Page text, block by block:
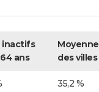
inactifs
ans
Moyenne
des villes
35,2 %